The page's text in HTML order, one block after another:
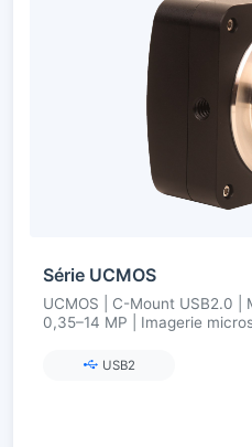
Série UCMOS
UCMOS | C-Mount USB2.0 |
0,35–14 MP | Imagerie
USB2